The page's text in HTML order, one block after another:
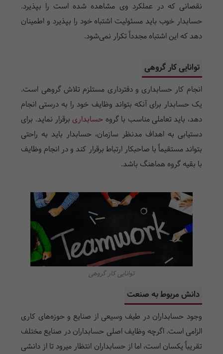
نقصانی که در عملکرد وی مشاهده شده است را بپذیرد.
حسابدار خوب باید مسئولیت اشتباه خود را بپذیرد و اطمینان
دهد که این اشتباه مجدداً تکرار نمی‌­شود.
توانایی کار گروهی
انجام کار حسابداری و دفترداری مستلزم تلاش گروهی است.
یک حسابدار برای آنکه بتواند وظایف خود را به درستی انجام
دهد، باید تعاملی مناسب با گروه حسابداریبرقرار نماید. برای
دستیابی به اهداف مدنظر سازمان، حسابدار باید به راحتی
بتواند مستقیماً با صاحبکار ارتباط برقرار کند و در انجام وظایف
با بقیه گروه هماهنگ باشد.
توانایی کار گروهی
دانش مربوط به صنعت
وجود حسابداران در طیف وسیعی از صنایع و حوزه­‌های کاری
الزامی است. اگرچه وظایف اصلی حسابداران در صنایع مختلف
تقریباً یکسان است، اما از حسابداران انتظار می­رود تا از دانشی